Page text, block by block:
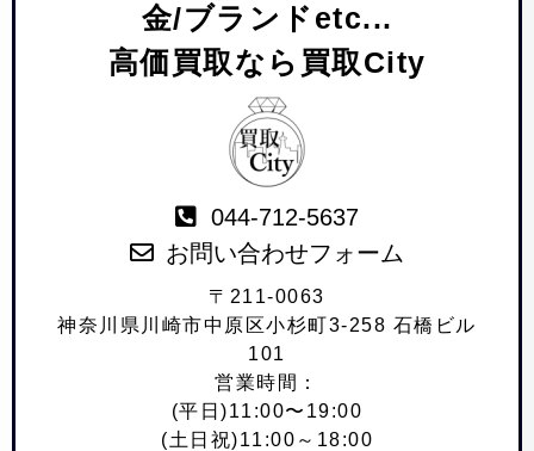
金/ブランドetc...
高価買取なら買取City
044-712-5637
お問い合わせフォーム
〒211-0063
神奈川県川崎市中原区小杉町3-258 石橋ビル
101
営業時間：
(平日)11:00〜19:00
(土日祝)11:00～18:00